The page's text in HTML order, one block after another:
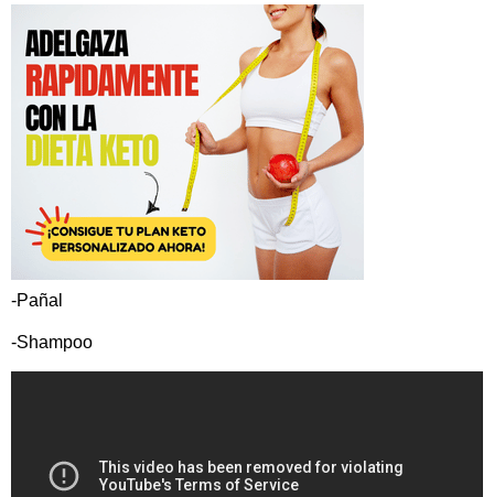
-Pañal
-Shampoo